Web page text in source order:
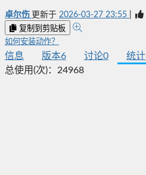
卓尔伤 更新于 2026-03-27 23:55
复制到剪贴板
如何安装动作？
信息 版本6 讨论0 统计
总使用(次)： 24968